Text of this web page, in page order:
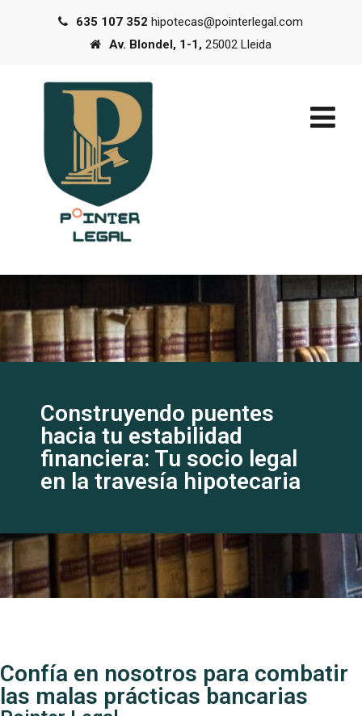
635 107 352 hipotecas@pointerlegal.com
Av. Blondel, 1-1,25002 Lleida
Construyendo puentes
hacia tu estabilidad
financiera: Tu socio legal
en la travesía hipotecaria
Confía en nosotros para combatir
las malas prácticas bancarias